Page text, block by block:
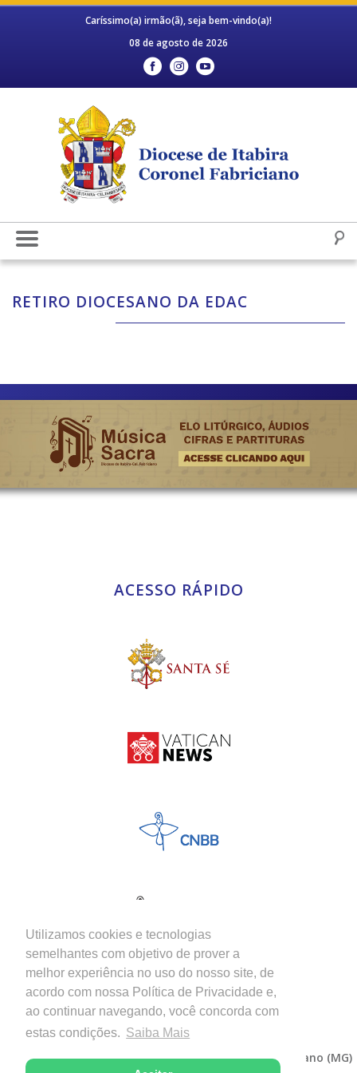
Utilizamos cookies e tecnologias
semelhantes com objetivo de prover a
melhor experiência no uso do nosso site, de
acordo com nossa Política de Privacidade e,
ao continuar navegando, você concorda com
estas condições. Saiba Mais
Caríssimo(a) irmão(ã), seja bem-vindo(a)!
08 de agosto de 2026
RETIRO DIOCESANO DA EDAC
ACESSO RÁPIDO
Copyright © 2026 - Diocese de Itabira-Coronel Fabriciano (MG)